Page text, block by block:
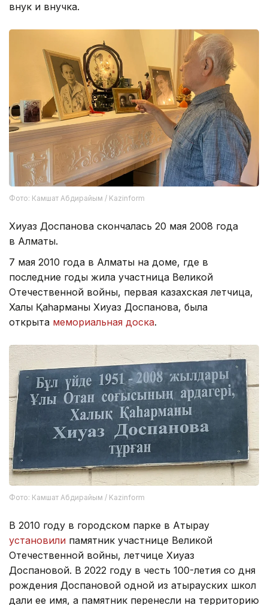
внук и внучка.
Фото: Камшат Абдирайым / Kazinform
Хиуаз Доспанова скончалась 20 мая 2008 года
в Алматы.
7 мая 2010 года в Алматы на доме, где в
последние годы жила участница Великой
Отечественной войны, первая казахская летчица,
Халық Қаһарманы Хиуаз Доспанова, была
открыта мемориальная доска.
Фото: Камшат Абдирайым / Kazinform
В 2010 году в городском парке в Атырау
установили памятник участнице Великой
Отечественной войны, летчице Хиуаз
Доспановой. В 2022 году в честь 100-летия со дня
рождения Доспановой одной из атырауских школ
дали ее имя, а памятник перенесли на территорию